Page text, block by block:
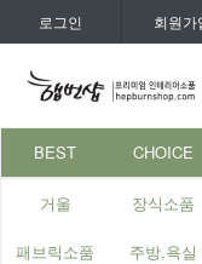
로그인 회원가
BEST CHOICE
거울 장식소품
패브릭소품 주방,욕실